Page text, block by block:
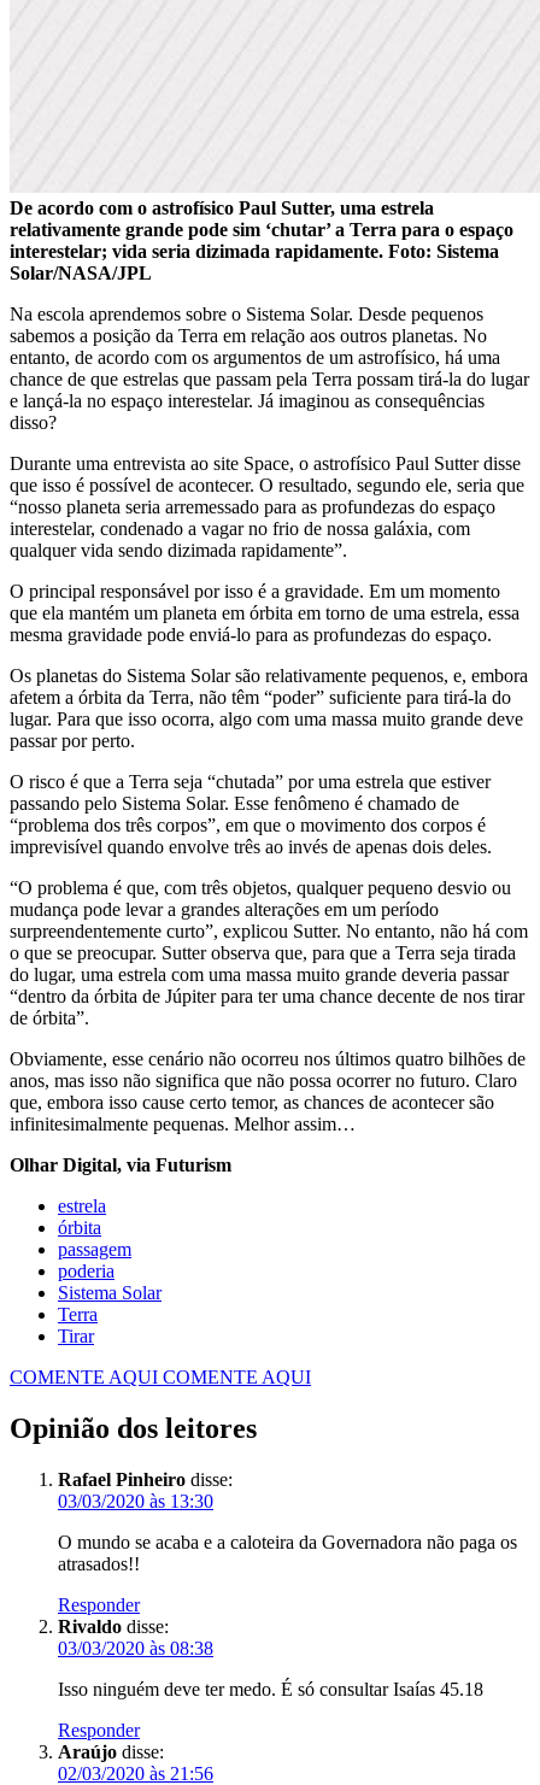
De acordo com o astrofísico Paul Sutter, uma estrela
relativamente grande pode sim ‘chutar’ a Terra para o espaço
interestelar; vida seria dizimada rapidamente. Foto: Sistema
Solar/NASA/JPL
Na escola aprendemos sobre o Sistema Solar. Desde pequenos
sabemos a posição da Terra em relação aos outros planetas. No
entanto, de acordo com os argumentos de um astrofísico, há uma
chance de que estrelas que passam pela Terra possam tirá-la do lugar
e lançá-la no espaço interestelar. Já imaginou as consequências
disso?
Durante uma entrevista ao site Space, o astrofísico Paul Sutter disse
que isso é possível de acontecer. O resultado, segundo ele, seria que
“nosso planeta seria arremessado para as profundezas do espaço
interestelar, condenado a vagar no frio de nossa galáxia, com
qualquer vida sendo dizimada rapidamente”.
O principal responsável por isso é a gravidade. Em um momento
que ela mantém um planeta em órbita em torno de uma estrela, essa
mesma gravidade pode enviá-lo para as profundezas do espaço.
Os planetas do Sistema Solar são relativamente pequenos, e, embora
afetem a órbita da Terra, não têm “poder” suficiente para tirá-la do
lugar. Para que isso ocorra, algo com uma massa muito grande deve
passar por perto.
O risco é que a Terra seja “chutada” por uma estrela que estiver
passando pelo Sistema Solar. Esse fenômeno é chamado de
“problema dos três corpos”, em que o movimento dos corpos é
imprevisível quando envolve três ao invés de apenas dois deles.
“O problema é que, com três objetos, qualquer pequeno desvio ou
mudança pode levar a grandes alterações em um período
surpreendentemente curto”, explicou Sutter. No entanto, não há com
o que se preocupar. Sutter observa que, para que a Terra seja tirada
do lugar, uma estrela com uma massa muito grande deveria passar
“dentro da órbita de Júpiter para ter uma chance decente de nos tirar
de órbita”.
Obviamente, esse cenário não ocorreu nos últimos quatro bilhões de
anos, mas isso não significa que não possa ocorrer no futuro. Claro
que, embora isso cause certo temor, as chances de acontecer são
infinitesimalmente pequenas. Melhor assim…
Olhar Digital, via Futurism
estrela
órbita
passagem
poderia
Sistema Solar
Terra
Tirar
COMENTE AQUI COMENTE AQUI
Opinião dos leitores
Rafael Pinheiro disse:
03/03/2020 às 13:30
O mundo se acaba e a caloteira da Governadora não paga os
atrasados!!
Responder
Rivaldo disse:
03/03/2020 às 08:38
Isso ninguém deve ter medo. É só consultar Isaías 45.18
Responder
Araújo disse:
02/03/2020 às 21:56